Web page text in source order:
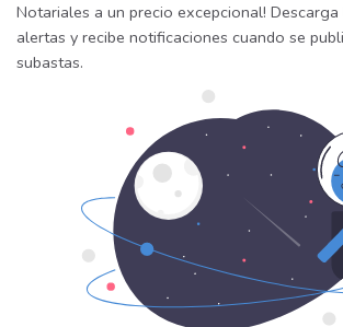
Notariales a un precio excepcional!
alertas y recibe notificaciones cuando se
subastas.